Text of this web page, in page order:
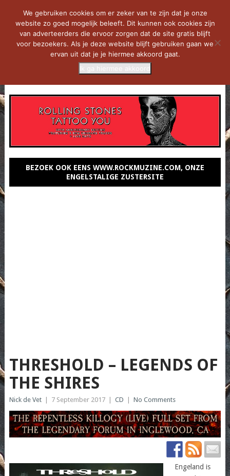
BEZOEK OOK EENS WWW.ROCKMUZINE.COM, ONZE
ENGELSTALIGE ZUSTERSITE
THRESHOLD – LEGENDS OF
THE SHIRES
Nick de Vet 7 September 2017 CD No Comments
Engeland is
We gebruiken cookies om er zeker van te zijn dat je onze
website zo goed mogelijk beleeft. Dit kunnen ook cookies zijn
van adverteerders die ervoor zorgen dat de site gratis blijft
voor bezoekers. Als je deze website blijft gebruiken gaan we
ervan uit dat je je hiermee akkoord gaat.
Ik ga hiermee akkoord